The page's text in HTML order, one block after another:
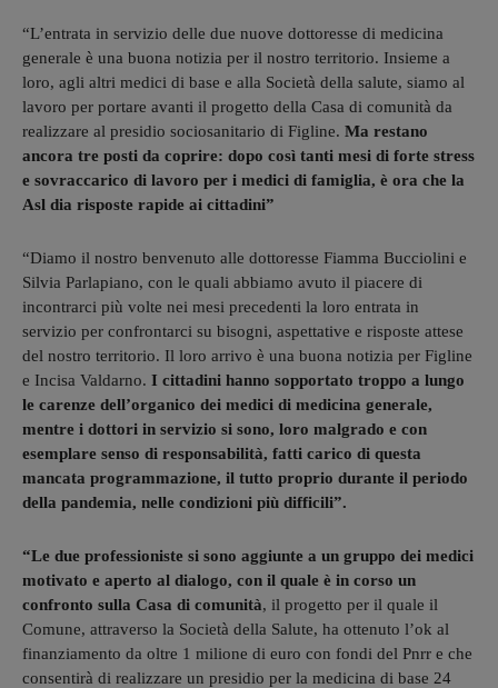
“L’entrata in servizio delle due nuove dottoresse di medicina
generale è una buona notizia per il nostro territorio. Insieme a
loro, agli altri medici di base e alla Società della salute, siamo al
lavoro per portare avanti il progetto della Casa di comunità da
realizzare al presidio sociosanitario di Figline. Ma restano
ancora tre posti da coprire: dopo così tanti mesi di forte stress
e sovraccarico di lavoro per i medici di famiglia, è ora che la
Asl dia risposte rapide ai cittadini”
“Diamo il nostro benvenuto alle dottoresse Fiamma Bucciolini e
Silvia Parlapiano, con le quali abbiamo avuto il piacere di
incontrarci più volte nei mesi precedenti la loro entrata in
servizio per confrontarci su bisogni, aspettative e risposte attese
del nostro territorio. Il loro arrivo è una buona notizia per Figline
e Incisa Valdarno. I cittadini hanno sopportato troppo a lungo
le carenze dell’organico dei medici di medicina generale,
mentre i dottori in servizio si sono, loro malgrado e con
esemplare senso di responsabilità, fatti carico di questa
mancata programmazione, il tutto proprio durante il periodo
della pandemia, nelle condizioni più difficili”.
“Le due professioniste si sono aggiunte a un gruppo dei medici
motivato e aperto al dialogo, con il quale è in corso un
confronto sulla Casa di comunità, il progetto per il quale il
Comune, attraverso la Società della Salute, ha ottenuto l’ok al
finanziamento da oltre 1 milione di euro con fondi del Pnrr e che
consentirà di realizzare un presidio per la medicina di base 24